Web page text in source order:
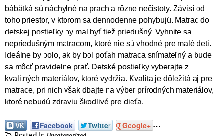
bábätká sú náchylné na prach a rôzne nečistoty. Závisí od
toho priestor, v ktorom sa dennodenne pohybujú. Matrac do
detskej postieľky by mal byť tiež priedušný. Vyhnite sa
nepriedušným matracom, ktoré nie sú vhodné pre malé deti.
Ideálne by bolo, ak by bol poťah matraca snímateľný a bude
sa môcť pravidelne prať. Detské postieľky vyberajte z
kvalitných materiálov, ktoré vydržia. Kvalita je dôležitá aj pre
matrace, pri nich však dbajte na výber prírodných materiálov,
ktoré nebudú zdraviu škodlivé pre dieťa.
VK Facebook Twitter Google+ …